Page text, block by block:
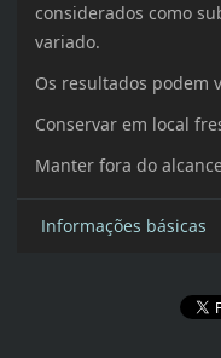
considerados como
variado.
Os resultados podem
Conservar em local
Manter fora do
Informações básicas